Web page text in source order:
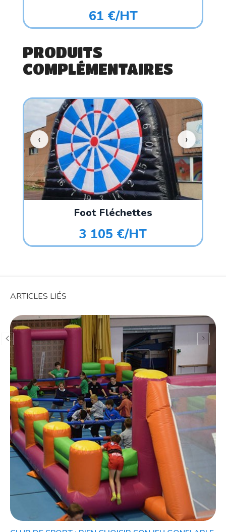
61 €/HT
PRODUITS
COMPLÉMENTAIRES
Foot Fléchettes
3 105 €/HT
ARTICLES LIÉS